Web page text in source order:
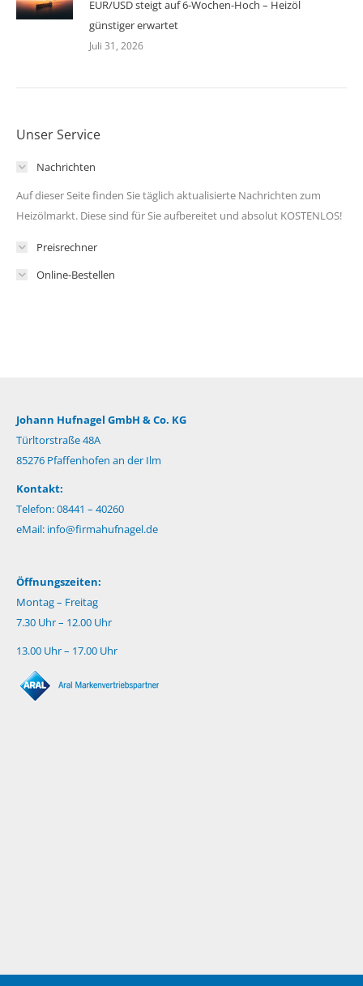
EUR/USD steigt auf 6-Wochen-Hoch – Heizöl
günstiger erwartet
Juli 31, 2026
Unser Service
Nachrichten
Auf dieser Seite finden Sie täglich aktualisierte Nachrichten zum
Heizölmarkt. Diese sind für Sie aufbereitet und absolut KOSTENLOS!
Preisrechner
Online-Bestellen
Johann Hufnagel GmbH & Co. KG
Türltorstraße 48A
85276 Pfaffenhofen an der Ilm
Kontakt:
Telefon: 08441 – 40260
eMail: info@firmahufnagel.de
Öffnungszeiten:
Montag – Freitag
7.30 Uhr – 12.00 Uhr
13.00 Uhr – 17.00 Uhr